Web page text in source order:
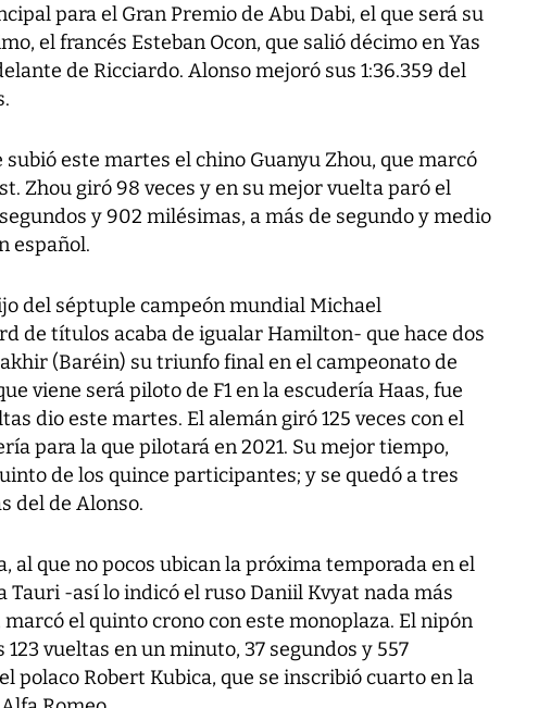
para el Gran Premio de Abu Dabi, el que será su
el francés Esteban Ocon, que salió décimo en Yas
de Ricciardo. Alonso mejoró sus 1:36.359 del
este martes el chino Guanyu Zhou, que marcó
Zhou giró 98 veces y en su mejor vuelta paró el
y 902 milésimas, a más de segundo y medio
español.
del séptuple campeón mundial Michael
de títulos acaba de igualar Hamilton- que hace dos
(Baréin) su triunfo final en el campeonato de
viene será piloto de F1 en la escudería Haas, fue
dio este martes. El alemán giró 125 veces con el
para la que pilotará en 2021. Su mejor tiempo,
de los quince participantes; y se quedó a tres
del de Alonso.
al que no pocos ubican la próxima temporada en el
Tauri -así lo indicó el ruso Daniil Kvyat nada más
el quinto crono con este monoplaza. El nipón
vueltas en un minuto, 37 segundos y 557
polaco Robert Kubica, que se inscribió cuarto en la